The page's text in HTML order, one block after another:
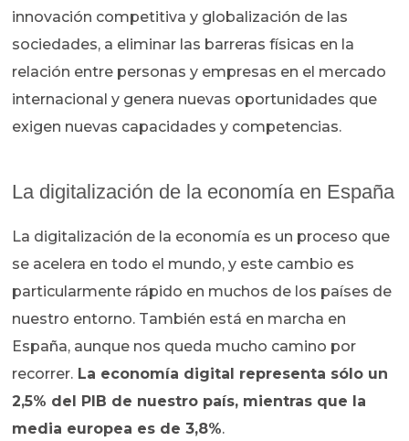
innovación competitiva y globalización de las
sociedades, a eliminar las barreras físicas en la
relación entre personas y empresas en el mercado
internacional y genera nuevas oportunidades que
exigen nuevas capacidades y competencias.
La digitalización de la economía en España
La digitalización de la economía es un proceso que
se acelera en todo el mundo, y este cambio es
particularmente rápido en muchos de los países de
nuestro entorno. También está en marcha en
España, aunque nos queda mucho camino por
recorrer. La economía digital representa sólo un
2,5% del PIB de nuestro país, mientras que la
media europea es de 3,8%.